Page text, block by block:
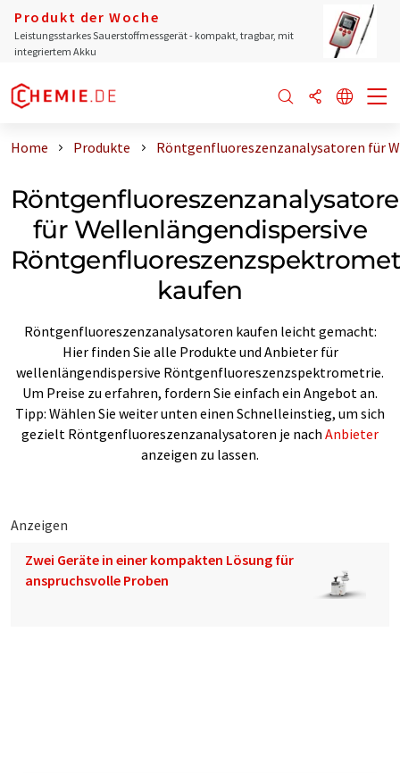
Produkt der Woche
Leistungsstarkes Sauerstoffmessgerät - kompakt, tragbar, mit
integriertem Akku
Home Produkte Röntgenfluoreszenzanalysatoren für
für Wellenlängendispersive
kaufen
Röntgenfluoreszenzanalysatoren kaufen leicht gemacht:
Hier finden Sie alle Produkte und Anbieter für
wellenlängendispersive Röntgenfluoreszenzspektrometrie.
Um Preise zu erfahren, fordern Sie einfach ein Angebot an.
Tipp: Wählen Sie weiter unten einen Schnelleinstieg, um sich
gezielt Röntgenfluoreszenzanalysatoren je nach Anbieter
anzeigen zu lassen.
Anzeigen
Zwei Geräte in einer kompakten Lösung für
anspruchsvolle Proben